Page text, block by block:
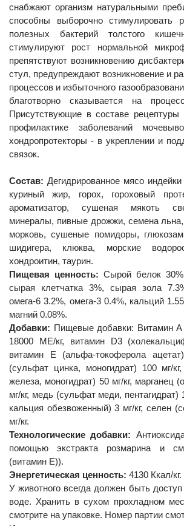
снабжают организм натуральными
способны выборочно стимулировать
полезных бактерий толстого
стимулируют рост нормальной
препятствуют возникновению
стул, предупреждают возникновение и
процессов и избыточного
благотворно сказывается на
Присутствующие в составе
профилактике заболеваний
хондропротекторы - в укреплении и
связок.
Состав: Дегидрированное мясо
куриный жир, горох, гороховый
ароматизатор, сушеная мякоть
минералы, пивные дрожжи, семена
морковь, сушеные помидоры,
шидигера, клюква, морские
хондроитин, таурин.
Пищевая ценность: Сырой белок
сырая клетчатка 3%, сырая зола
омега-6 3.2%, омега-3 0.4%, кальций
магний 0.08%.
Добавки: Пищевые добавки: Витамин А
18000 МЕ/кг, витамин D3
витамин Е (альфа-токоферола
(сульфат цинка, моногидрат) 100 мг/
железа, моногидрат) 50 мг/кг, марганец
мг/кг, медь (сульфат меди, пентагидрат)
кальция обезвоженный) 3 мг/кг, селен
мг/кг.
Технологические добавки:
помощью экстракта розмарина и
(витамин Е)).
Энергетическая ценность: 4130 Ккал/кг.
У животного всегда должен быть доступ
воде. Хранить в сухом прохладном
смотрите на упаковке. Номер партии